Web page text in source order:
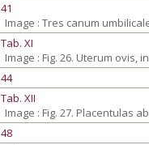
41
Image : Tres canum
Tab. XI
Image : Fig. 26. Uterum
44
Tab. XII
Image : Fig. 27. Placentulas
48